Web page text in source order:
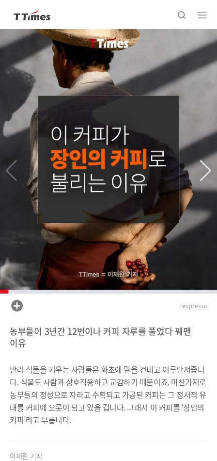
nespresso
농부들이 3년간 12번이나 커피 자루를 풀었다 꿰맨
이유
반려 식물을 키우는 사람들은 화초에 말을 건네고 어루만져줍니
다. 식물도 사람과 상호작용하고 교감하기 때문이죠. 마찬가지로
농부들의 정성으로 자라고 수확되고 가공된 커피는 그 정서적 유
대를 커피에 오롯이 담고 있을 겁니다. 그래서 이 커피를 ‘장인의
커피’라고 부릅니다.
이재원 기자